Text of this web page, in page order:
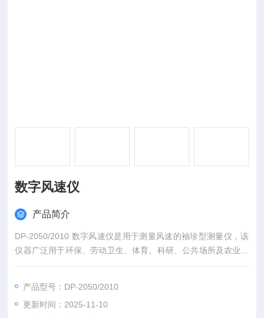
数字风速仪
产品简介
DP-2050/2010 数字风速仪是用于测量风速的袖珍型测量仪，该
仪器广泛用于环保、劳动卫生、体育、科研、公共场所及农业等
方面的采暖通风、室内环境、超净间、设置在风洞内的模型试
通风检测、工厂生产监测、建筑劳动作业现场环境卫生管理、空
气调节等。便于室内及室外使用。
产品型号：DP-2050/2010
更新时间：2025-11-10